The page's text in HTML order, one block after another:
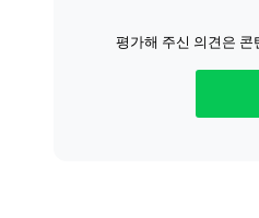
평가해 주신 의견은